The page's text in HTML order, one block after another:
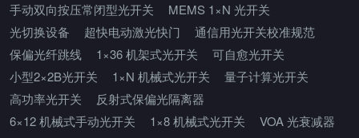
手动双向按压常闭型光开关
MEMS 1×N 光开关
光切换设备
超快电动激光快门
通信用光开关校准规范
保偏光纤跳线
1×36 机架式光开关
可自愈光开关
小型2×2B光开关
1×N 机械式光开关
量子计算光开关
高功率光开关
反射式保偏光隔离器
6×12 机械式手动光开关
1×8 机械式光开关
VOA 光衰减器